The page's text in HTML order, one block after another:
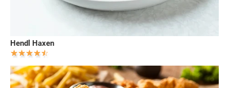
Hendl Haxen